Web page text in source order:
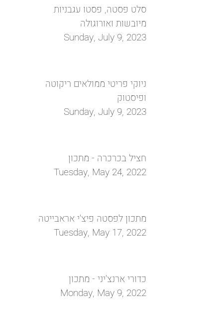
סלט פסטה, פסטו עגבניות
מיובשות ואורוגולה
Sunday, July 9, 2023
ניוקי פריטי ממולאים ריקוטה
ופיסטוק
Sunday, July 9, 2023
חציל בכרכרה - מתכון
Tuesday, May 24, 2022
מתכון לפסטה פיצ'י אראבייטה
Tuesday, May 17, 2022
כדורי ארנצ'יני - מתכון
Monday, May 9, 2022